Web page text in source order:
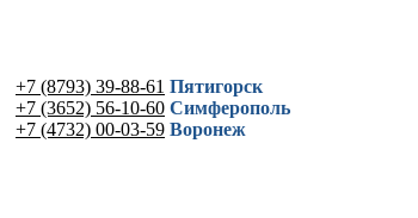
+7 (8793) 39-88-61 Пятигорск
+7 (3652) 56-10-60 Симферополь
+7 (4732) 00-03-59 Воронеж